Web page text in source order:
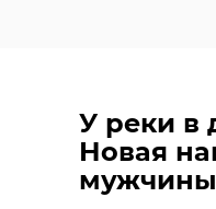
У реки в
Новая
мужчины